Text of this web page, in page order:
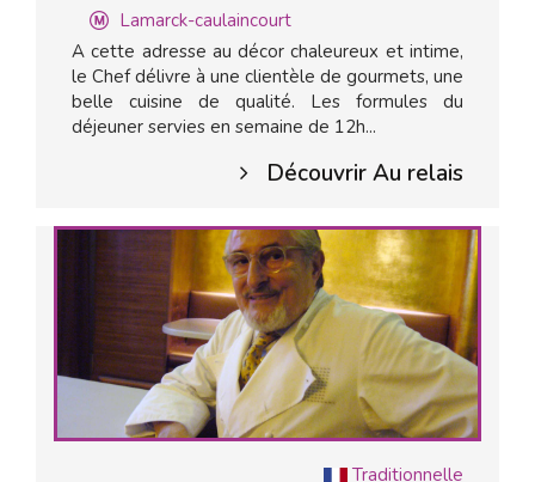
Lamarck-caulaincourt
A cette adresse au décor chaleureux et intime,
le Chef délivre à une clientèle de gourmets, une
belle cuisine de qualité. Les formules du
déjeuner servies en semaine de 12h...
Découvrir Au relais
Traditionnelle